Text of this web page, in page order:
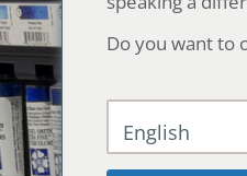
Español
Home
Surtido de productos
Do you want to
English